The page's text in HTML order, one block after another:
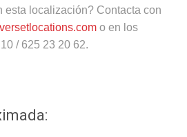
esta localización? Contacta con
o en los
/ 625 23 20 62.